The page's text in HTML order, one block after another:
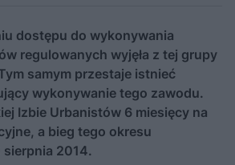
dostępu do wykonywania
regulowanych wyjęła z tej grupy
samym przestaje istnieć
wykonywanie tego zawodu.
Izbie Urbanistów 6 miesięcy na
a bieg tego okresu
sierpnia 2014.